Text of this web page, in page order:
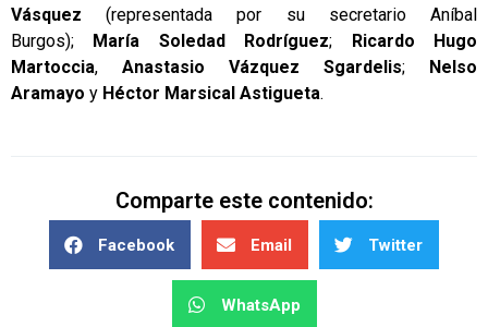
Vásquez (representada por su secretario Aníbal
Burgos);
María Soledad Rodríguez;
Ricardo Hugo
Martoccia, Anastasio Vázquez Sgardelis;
Nelso
Aramayo y Héctor Marsical Astigueta.
Comparte este contenido:
Facebook Email Twitter
WhatsApp